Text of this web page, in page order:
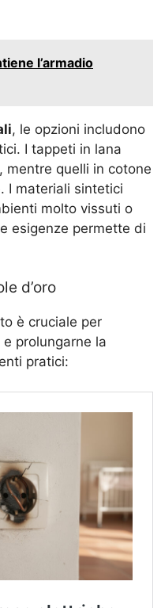
l’armadio
, le opzioni includono
I tappeti in lana
mentre quelli in cotone
I materiali sintetici
molto vissuti o
esigenze permette di
d’oro
è cruciale per
e prolungarne la
pratici: